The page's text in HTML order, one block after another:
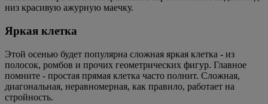
низ красивую ажурную маечку.
Яркая клетка
Этой осенью будет популярна сложная яркая клетка - из
полосок, ромбов и прочих геометрических фигур. Главное
помните - простая прямая клетка часто полнит. Сложная,
диагональная, неравномерная, как правило, работает на
стройность.